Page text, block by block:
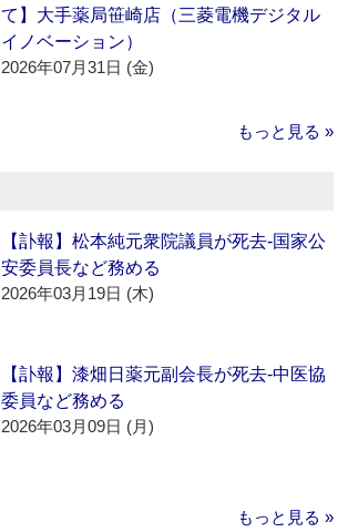
て】大手薬局笹崎店（三菱電機デジタル
イノベーション）
2026年07月31日 (金)
もっと見る »
【訃報】松本純元衆院議員が死去‐国家公
安委員長など務める
2026年03月19日 (木)
【訃報】漆畑日薬元副会長が死去‐中医協
委員など務める
2026年03月09日 (月)
もっと見る »